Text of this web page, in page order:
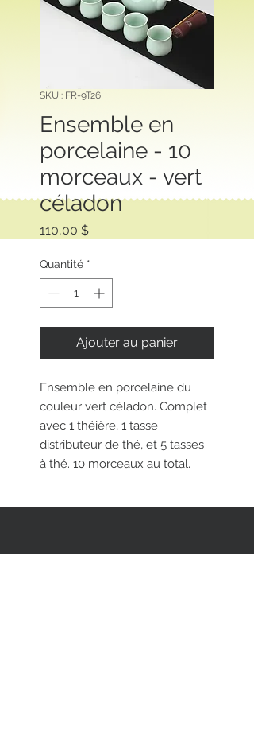
SKU : FR-9T26
Ensemble en
porcelaine - 10
morceaux - vert
céladon
110,00 $Prix
Quantité *
Ajouter au panier
Ensemble en porcelaine du
couleur vert céladon. Complet
avec 1 théière, 1 tasse
distributeur de thé, et 5 tasses
à thé. 10 morceaux au total.